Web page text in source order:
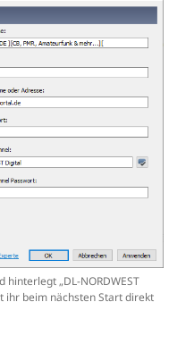
hinterlegt „DL-NORDWEST
ihr beim nächsten Start direkt